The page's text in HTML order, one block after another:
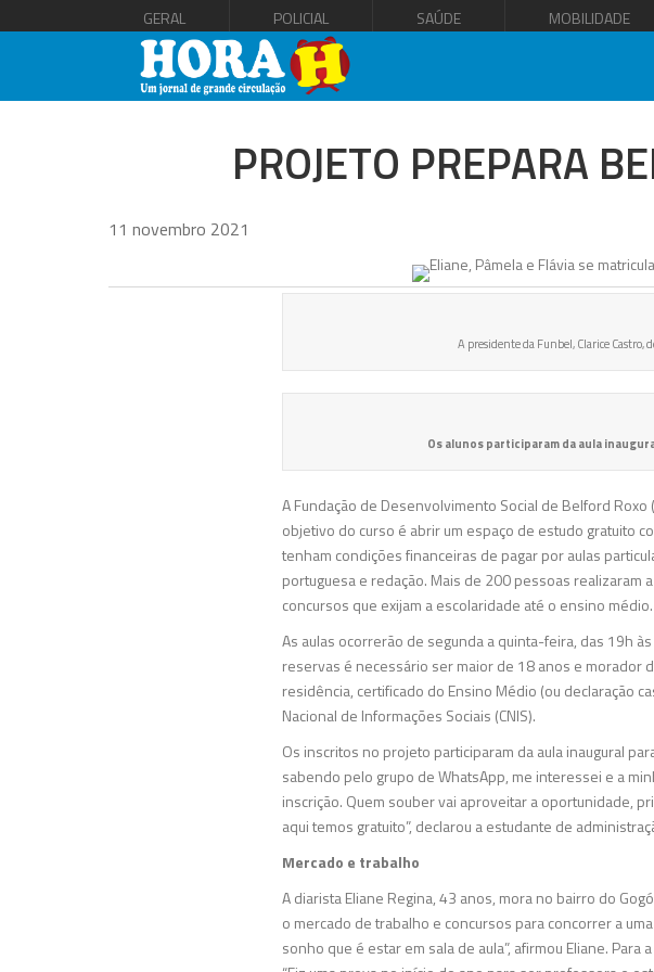
GERAL POLICIAL SAÚDE MOBILIDADE
PROJETO PREPARA
11 novembro 2021
A presidente da Funbel, Clarice
Os alunos participaram da aula
A Fundação de Desenvolvimento Social de Belford
objetivo do curso é abrir um espaço de estudo gratuito
tenham condições financeiras de pagar por aulas
portuguesa e redação. Mais de 200 pessoas realizaram
concursos que exijam a escolaridade até o ensino médio.
As aulas ocorrerão de segunda a quinta-feira, das 19h
reservas é necessário ser maior de 18 anos e morador
residência, certificado do Ensino Médio (ou declaração
Nacional de Informações Sociais (CNIS).
Os inscritos no projeto participaram da aula inaugural
sabendo pelo grupo de WhatsApp, me interessei e a
inscrição. Quem souber vai aproveitar a oportunidade,
aqui temos gratuito”, declarou a estudante de
Mercado e trabalho
A diarista Eliane Regina, 43 anos, mora no bairro do
o mercado de trabalho e concursos para concorrer a
sonho que é estar em sala de aula”, afirmou Eliane.